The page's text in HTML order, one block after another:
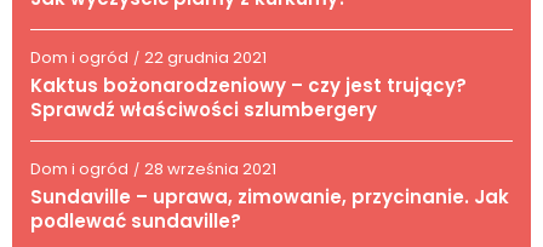
Dom i ogród / 22 grudnia 2021
Kaktus bożonarodzeniowy – czy jest trujący?
Sprawdź właściwości szlumbergery
Dom i ogród / 28 września 2021
Sundaville – uprawa, zimowanie, przycinanie. Jak
podlewać sundaville?